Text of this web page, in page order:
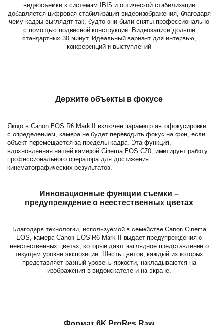
видеосъемки к системам IBIS и оптической стабилизации
добавляется цифровая стабилизация видеоизображения, благодаря
чему кадры выглядят так, будто они были сняты профессионально
с помощью подвесной конструкции. Видеозаписи дольше
стандартных 30 минут. Идеальный вариант для интервью,
конференций и выступлений
Держите объекты в фокусе
Якщо в Canon EOS R6 Mark II включен параметр автофокусировки
с определением, камера не будет переводить фокус на фон, если
объект перемещается за пределы кадра. Эта функция,
вдохновленная нашей камерой Cinema EOS C70, имитирует работу
профессионального оператора для достижения
кинематографических результатов.
Инновационные функции съемки –
предупреждение о неестественных цветах
Благодаря технологии, используемой в семействе Canon Cinema
EOS, камера Canon EOS R6 Mark II выдает предупреждения о
неестественных цветах, которые дают наглядное представление о
текущем уровне экспозиции. Шесть цветов, каждый из которых
представляет разный уровень яркости, накладываются на
изображения в видоискателе и на экране.
Формат 6K ProRes Raw